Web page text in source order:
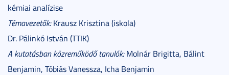
kémiai analízise
Témavezetők:Krausz Krisztina (iskola)
Dr. Pálinkó István (TTIK)
A kutatásban közreműködő tanulók:Molnár Brigitta, Bálint
Benjamin, Tóbiás Vanessza, Icha Benjamin